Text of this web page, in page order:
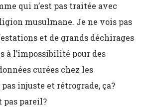
qui n’est pas traitée avec
musulmane. Je ne vois pas
et de grands déchirages
à l’impossibilité pour des
curées chez les
pas injuste et rétrograde, ça?
pas pareil?